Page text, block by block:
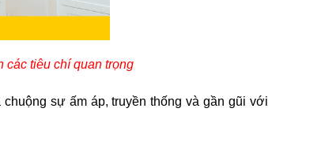
các tiêu chí quan trọng
sự ấm áp, truyền thống và gần gũi với